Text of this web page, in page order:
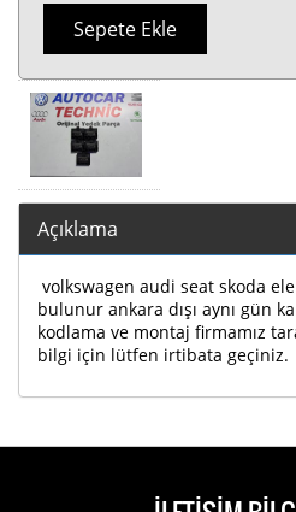
Sepete Ekle
Açıklama
volkswagen audi seat skoda
bulunur ankara dışı aynı gün
kodlama ve montaj firmamız
bilgi için lütfen irtibata geçiniz.